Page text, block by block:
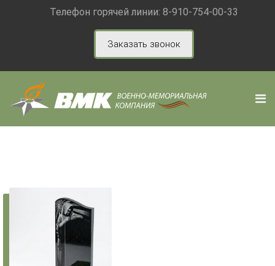
Телефон горячей линии: 8-910-754-00-33
Заказать звонок